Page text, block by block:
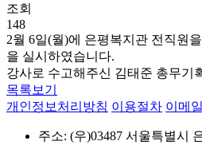
조회
148
2월 6일(월)에 은평복지관 전직원
을 실시하였습니다.
강사로 수고해주신 김태준 총무기
목록보기
개인정보처리방침 이용절차 이메
주소: (우)03487 서울특별시